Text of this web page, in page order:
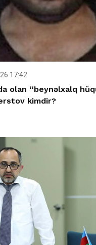
17:42
olan “beynəlxalq
kimdir?